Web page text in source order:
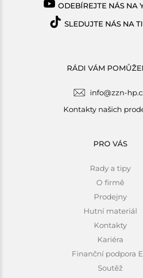
RÁDI VÁM
info@zzn-
Kontakty našich
PRO VÁS
Rady a tipy
O firmě
Prodejny
Hutní materiál
Kontakty
Kariéra
Finanční podpora
Soutěž
ODEBÍREJTE NÁS NA
SLEDUJTE NÁS NA